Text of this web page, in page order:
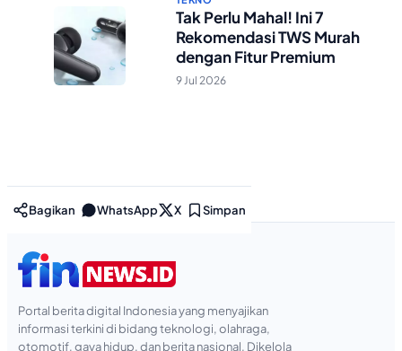
Tak Perlu Mahal! Ini 7
Rekomendasi TWS Murah
dengan Fitur Premium
9 Jul 2026
Bagikan WhatsApp X Simpan
Portal berita digital Indonesia yang menyajikan
informasi terkini di bidang teknologi, olahraga,
otomotif, gaya hidup, dan berita nasional. Dikelola